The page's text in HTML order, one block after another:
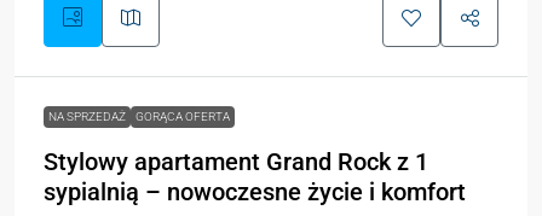
NA SPRZEDAŻ GORĄCA OFERTA
Stylowy apartament Grand Rock z 1
sypialnią – nowoczesne życie i komfort